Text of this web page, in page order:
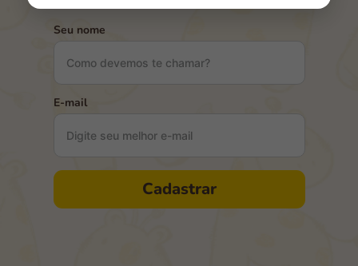
Seu nome
E-mail
Cadastrar